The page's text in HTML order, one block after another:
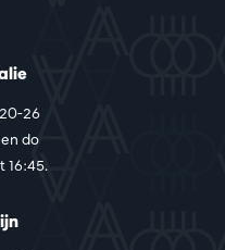
26
do
16:45.